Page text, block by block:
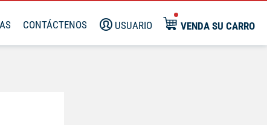
CONTÁCTENOS USUARIO VENDA SU CARRO